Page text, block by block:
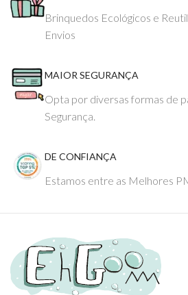
Brinquedos Ecológicos e
Envios
MAIOR SEGURANÇA
Opta por diversas formas de
Segurança.
DE CONFIANÇA
Estamos entre as Melhores